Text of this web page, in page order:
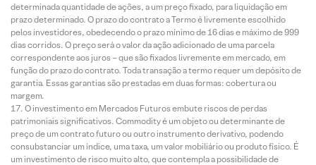
determinada quantidade de ações, a um preço fixado, para liquidação em
prazo determinado. O prazo do contrato a Termo é livremente escolhido
pelos investidores, obedecendo o prazo mínimo de 16 dias e máximo de 999
dias corridos. O preço será o valor da ação adicionado de uma parcela
correspondente aos juros – que são fixados livremente em mercado, em
função do prazo do contrato. Toda transação a termo requer um depósito de
garantia. Essas garantias são prestadas em duas formas: cobertura ou
margem.
O investimento em Mercados Futuros embute riscos de perdas
patrimoniais significativos. Commodity é um objeto ou determinante de
preço de um contrato futuro ou outro instrumento derivativo, podendo
consubstanciar um índice, uma taxa, um valor mobiliário ou produto físico. É
um investimento de risco muito alto, que contempla a possibilidade de